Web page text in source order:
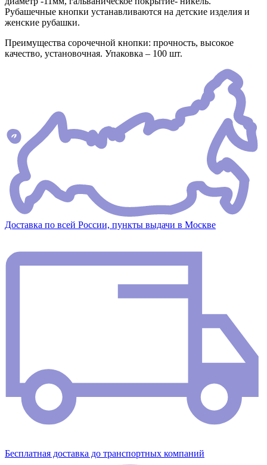
Рубашечные кнопки устанавливаются на детские изделия и
женские рубашки.
Преимущества сорочечной кнопки: прочность, высокое
качество, установочная. Упаковка – 100 шт.
Доставка по всей России, пункты выдачи в Москве
Бесплатная доставка до транспортных компаний